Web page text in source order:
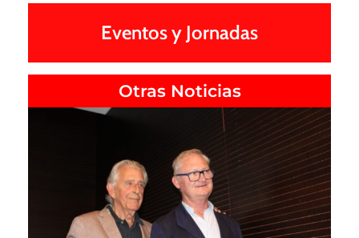
Eventos y Jornadas
Otras Noticias